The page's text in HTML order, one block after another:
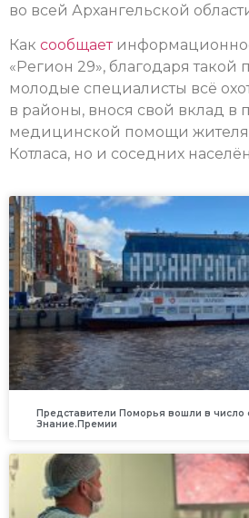
во всей Архангельской
Как сообщает
«Регион 29», благодаря такой
молодые специалисты всё
в районы, внося свой вклад в
медицинской помощи
Котласа, но и соседних
Представители Поморья вошли в число
Знание.Премии